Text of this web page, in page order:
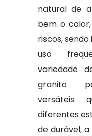
natural de
bem o
riscos,
uso
variedade
granito
versáteis
diferentes
de durável,